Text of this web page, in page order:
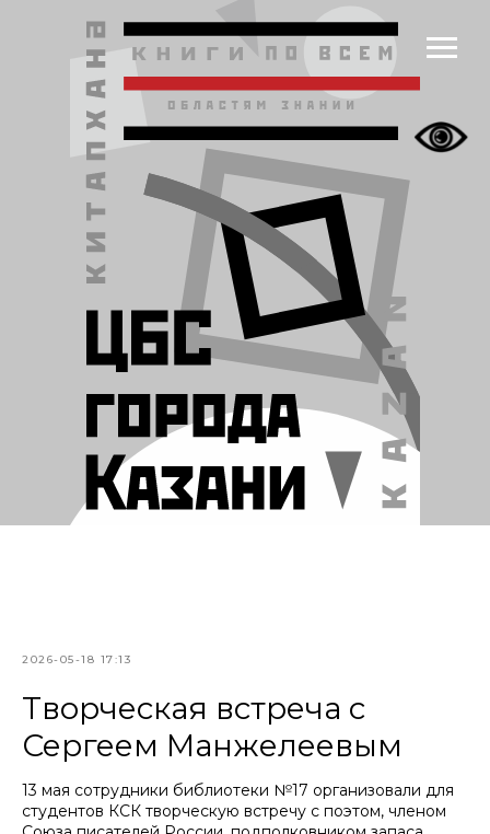
2026-05-18 17:13
Творческая встреча с
Сергеем Манжелеевым
13 мая сотрудники библиотеки №17 организовали для
студентов КСК творческую встречу с поэтом, членом